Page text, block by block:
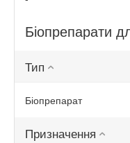
Біопрепарати
Тип
Біопрепарат
Призначення